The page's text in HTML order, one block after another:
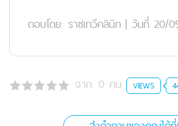
ตอบโดย: ราชเทวีคลินิก | วันที่ 20/
จาก: 0 คน VIEWS